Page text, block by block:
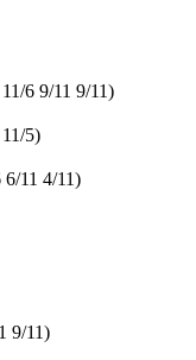
6 9/11 9/11)
5)
11 4/11)
9/11)